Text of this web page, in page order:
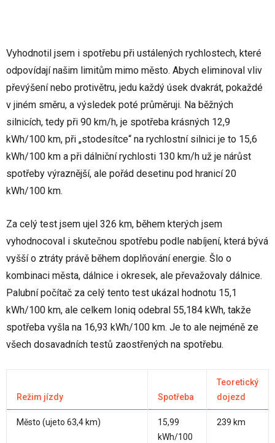
Vyhodnotil jsem i spotřebu při ustálených rychlostech, které
odpovídají našim limitům mimo město. Abych eliminoval vliv
převýšení nebo protivětru, jedu každý úsek dvakrát, pokaždé
v jiném směru, a výsledek poté průměruji. Na běžných
silnicích, tedy při 90 km/h, je spotřeba krásných 12,9
kWh/100 km, při „stodesítce“ na rychlostní silnici je to 15,6
kWh/100 km a při dálniční rychlosti 130 km/h už je nárůst
spotřeby výraznější, ale pořád desetinu pod hranicí 20
kWh/100 km.
Za celý test jsem ujel 326 km, během kterých jsem
vyhodnocoval i skutečnou spotřebu podle nabíjení, která bývá
vyšší o ztráty právě během doplňování energie. Šlo o
kombinaci města, dálnice i okresek, ale převažovaly dálnice.
Palubní počítač za celý tento test ukázal hodnotu 15,1
kWh/100 km, ale celkem Ioniq odebral 55,184 kWh, takže
spotřeba vyšla na 16,93 kWh/100 km. Je to ale nejméně ze
všech dosavadních testů zaostřených na spotřebu.
Režim jízdy Spotřeba
Teoretický
dojezd
Město (ujeto 63,4 km)
15,99
kWh/100
239 km